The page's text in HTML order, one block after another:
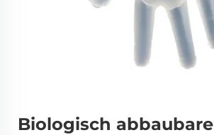
Biologisch abbaubare